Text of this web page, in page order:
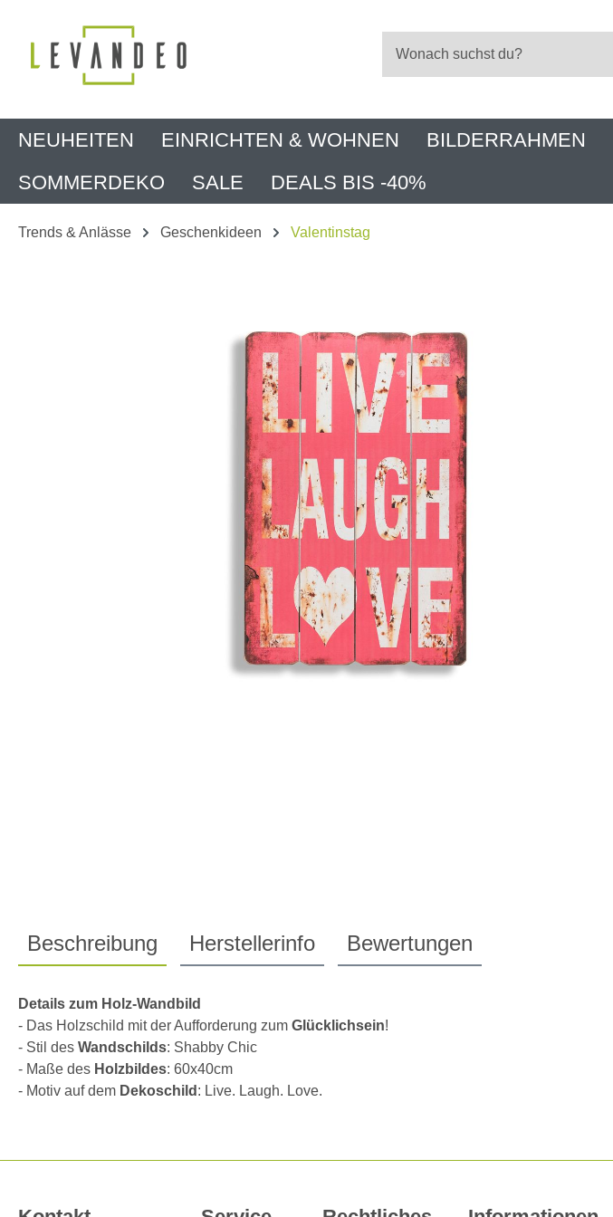
NEUHEITEN EINRICHTEN & WOHNEN BILDERRAHMEN
SOMMERDEKO
SALE DEALS BIS -40%
Trends & Anlässe Geschenkideen Valentinstag
Beschreibung Herstellerinfo Bewertungen
Details zum Holz-Wandbild
- Das Holzschild mit der Aufforderung zum Glücklichsein!
- Stil des Wandschilds: Shabby Chic
- Maße des Holzbildes: 60x40cm
- Motiv auf dem Dekoschild : Live. Laugh. Love.